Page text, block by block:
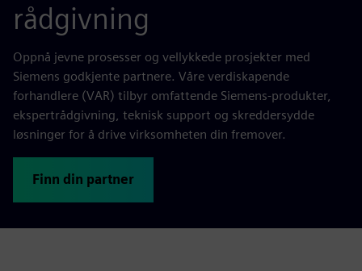
rådgivning
Oppnå jevne prosesser og vellykkede prosjekter med
Siemens godkjente partnere. Våre verdiskapende
forhandlere (VAR) tilbyr omfattende Siemens-produkter,
ekspertrådgivning, teknisk support og skreddersydde
løsninger for å drive virksomheten din fremover.
Finn din partner